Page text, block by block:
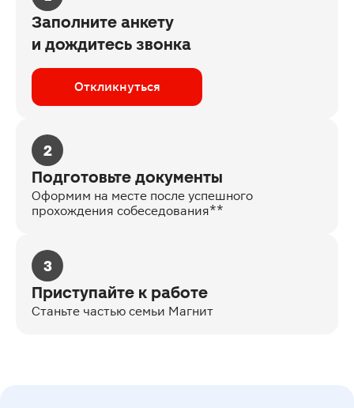
Заполните анкету
и дождитесь звонка
Откликнуться
2
Подготовьте документы
Оформим на месте после успешного
прохождения собеседования**
3
Приступайте к работе
Станьте частью семьи Магнит